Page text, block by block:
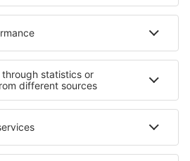
National Park
Park Hotels Caribbean
Hotels in District Dolj
Hotels in Allgau